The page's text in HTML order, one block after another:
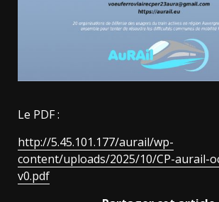
Le PDF :
http://5.45.101.177/aurail/wp-
content/uploads/2025/10/CP-aurail-
v0.pdf